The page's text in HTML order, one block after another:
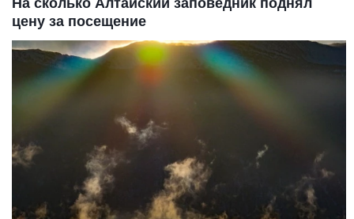
На сколько Алтайский заповедник поднял
цену за посещение